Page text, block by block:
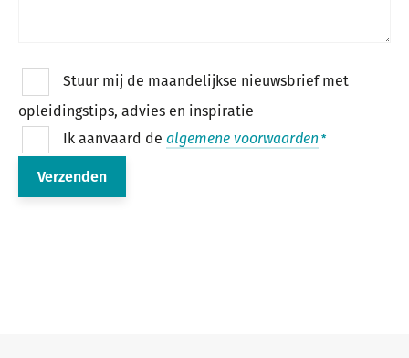
Stuur mij de maandelijkse nieuwsbrief met
opleidingstips, advies en inspiratie
Ik aanvaard de algemene voorwaarden